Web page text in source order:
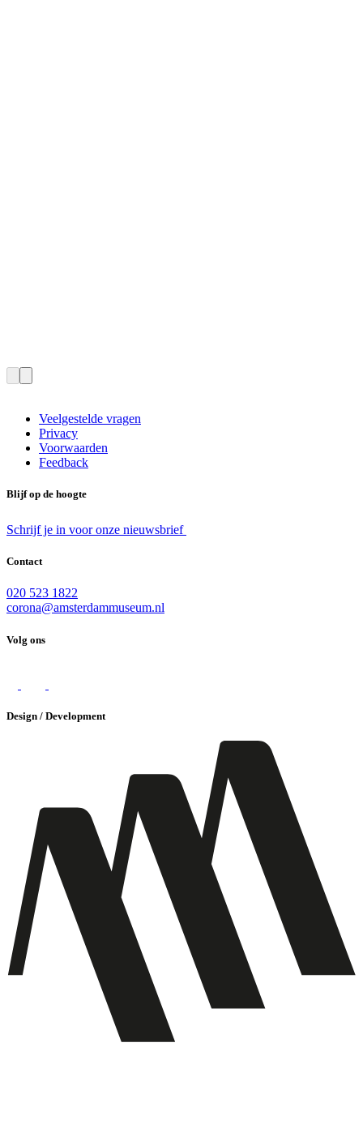
Veelgestelde vragen
Privacy
Voorwaarden
Feedback
Blijf op de hoogte
Schrijf je in voor onze nieuwsbrief
Contact
020 523 1822
corona@amsterdammuseum.nl
Volg ons
Design / Development